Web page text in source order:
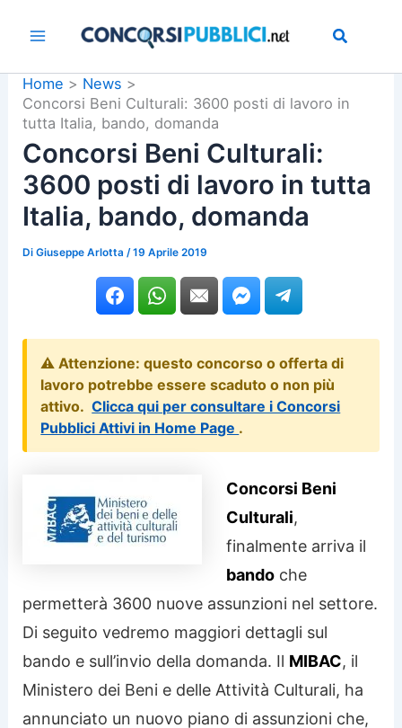
Home
News
Concorsi Beni Culturali: 3600 posti di lavoro in
tutta Italia, bando, domanda
Concorsi Beni Culturali:
3600 posti di lavoro in tutta
Italia, bando, domanda
DiGiuseppe Arlotta /19 Aprile 2019
⚠️ Attenzione: questo concorso o offerta di
lavoro potrebbe essere scaduto o non più
attivo. Clicca qui per consultare i Concorsi
Pubblici Attivi in Home Page .
Concorsi Beni
Culturali,
finalmente arriva il
bando che
permetterà 3600 nuove assunzioni nel settore.
Di seguito vedremo maggiori dettagli sul
bando e sull’invio della domanda. Il MIBAC, il
Ministero dei Beni e delle Attività Culturali, ha
annunciato un nuovo piano di assunzioni che,